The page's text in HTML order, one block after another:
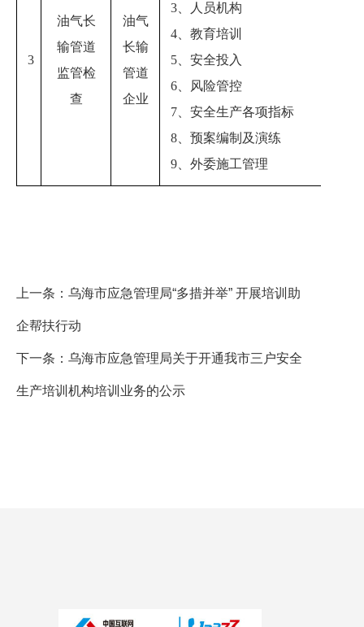
3
油气长
输管道
监管检
查
油气
长输
管道
企业
3、人员机构
4、教育培训
5、安全投入
6、风险管控
7、安全生产各项指标
8、预案编制及演练
9、外委施工管理
上一条： 乌海市应急管理局“多措并举” 开展培训助
企帮扶行动
下一条： 乌海市应急管理局关于开通我市三户安全
生产培训机构培训业务的公示